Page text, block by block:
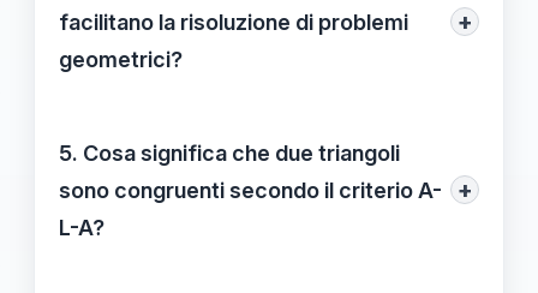
garantire che le strutture siano equilibrate
e proporzionate, assicurando stabilità e
facilitano la risoluzione di problemi
geometrici?
+
semplificare le dimostrazioni e trovare
soluzioni a problemi geometrici complessi,
poiché stabiliscono relazioni di
5. Cosa significa che due triangoli
sono congruenti secondo il criterio A-
L-A?
+